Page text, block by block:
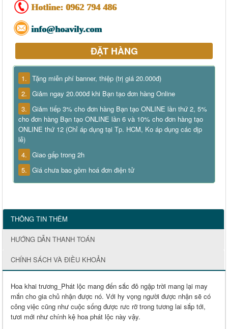
Hotline: 0962 794 486
info@hoavily.com
ĐẶT HÀNG
1. Tặng miễn phí banner, thiệp (trị giá 20.000đ)
2. Giảm ngay 20.000đ khi Bạn tạo đơn hàng Online
3. Giảm tiếp 3% cho đơn hàng Bạn tạo ONLINE lần thứ 2, 5%
cho đơn hàng Bạn tạo ONLINE lần 6 và 10% cho đơn hàng tạo
ONLINE thứ 12 (Chỉ áp dụng tại Tp. HCM, Ko áp dụng các dịp
lễ)
4. Giao gấp trong 2h
5. Giá chưa bao gồm hoá đơn điện tử
THÔNG TIN THÊM
HƯỚNG DẪN THANH TOÁN
CHÍNH SÁCH VÀ ĐIỀU KHOẢN
Hoa khai trương_Phát lộc mang đến sắc đỏ ngập trời mang lại may
mắn cho gia chủ nhận được nó. Với hy vọng người được nhận sẽ có
công việc cũng như cuộc sống được rưc rỡ trong tương lai sắp tới,
tươi mới như chính kệ hoa phát lộc này vậy.